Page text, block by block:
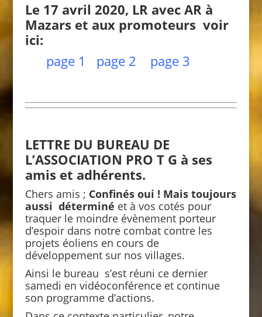
Le 17 avril 2020, LR avec AR à
Mazars et aux promoteurs voir
ici:
page 1
page 2 page 3
LETTRE DU BUREAU DE
L’ASSOCIATION PRO T G à ses
amis et adhérents.
Chers amis ; Confinés oui ! Mais toujours
aussi déterminé et à vos cotés pour
traquer le moindre évènement porteur
d’espoir dans notre combat contre les
projets éoliens en cours de
développement sur nos villages.
Ainsi le bureau s’est réuni ce dernier
samedi en vidéoconférence et continue
son programme d’actions.